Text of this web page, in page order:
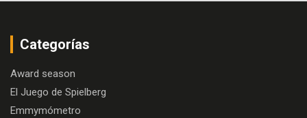
Categorías
Award season
El Juego de Spielberg
Emmymómetro